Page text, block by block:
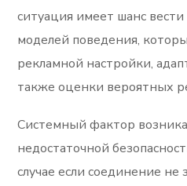
ситуация имеет шанс
моделей поведения,
рекламной настройки,
также оценки вероятных
Системный фактор
недостаточной
случае если соединение